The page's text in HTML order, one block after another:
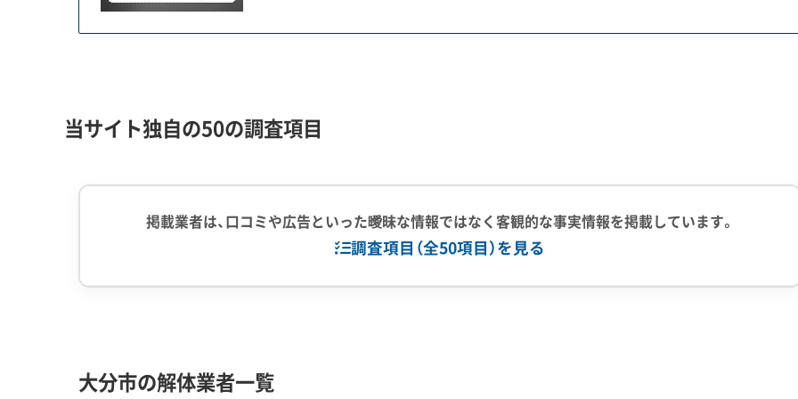
現在の大分市では、二つの大きな動きが解体需要を押し上げています。
もう一つは、津波のリスクを抱える沿岸部での防災対策です。南海トラフ巨大地震に備え、特に浸水リスクが高い
とされる鶴崎や大在地区では、相続した実家を解体して高台へ移り住む動きが活発化しています。
当サイト独自の50の調査項目
掲載業者は、口コミや広告といった曖昧な情報ではなく客観的な事実情報を掲載しています。
調査項目（全50項目）を見る
大分市の解体業者一覧